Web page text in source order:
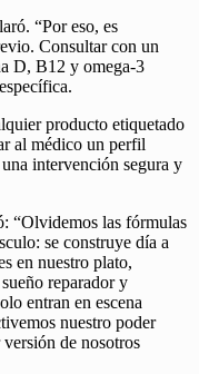
“Por eso, es
Consultar con un
D, B12 y omega-3
producto etiquetado
al médico un perfil
intervención segura y
“Olvidemos las fórmulas
se construye día a
en nuestro plato,
reparador y
entran en escena
nuestro poder
de nosotros